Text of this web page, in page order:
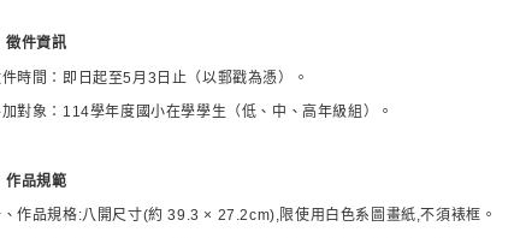
徵件資訊
時間：即日起至5 月 3 日止（以郵戳為憑）。
對象： 114學年度國小在學學生（低、中、高年級組）。
作品規範
作品規格:八開尺寸(約 39.3 × 27.2cm),限使用白色系圖畫紙,不須裱框。